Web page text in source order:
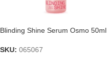
Blinding Shine Serum Osmo 50ml
SKU: 065067